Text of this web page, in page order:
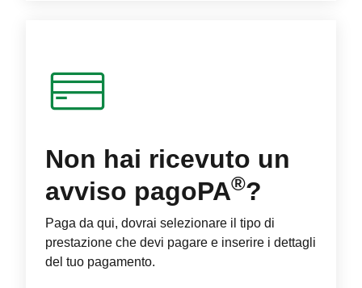
Non hai ricevuto un
avviso pagoPA®?
Paga da qui, dovrai selezionare il tipo di
prestazione che devi pagare e inserire i dettagli
del tuo pagamento.